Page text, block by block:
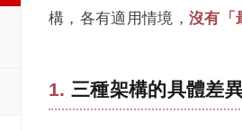
構，各有適用情境，沒有「
三種架構的具體差